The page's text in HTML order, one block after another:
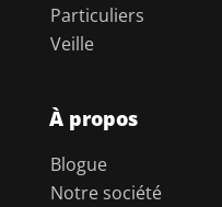
Particuliers
Veille
À propos
Blogue
Notre société